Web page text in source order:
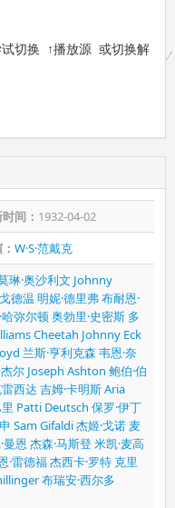
切换 ↑播放源 或切换解
间： 1932-04-02
W·S·范戴克
琳·奥沙利文 Johnny
德温 明妮·德里弗布耐恩·
哈弥尔顿奥勃里·史密斯 多
Cheetah Johnny Eck
兰斯·亨利克森 韦恩·奈
尔 Joseph Ashton 鲍伯·伯
西达 吉姆·卡明斯Aria
Patti Deutsch 保罗·伊丁
Sam Gifaldi杰姬·戈诺 麦
曼恩 杰森·马斯登米凯·麦高
·雷德福杰西卡·罗特克里
布瑞安·西尔多